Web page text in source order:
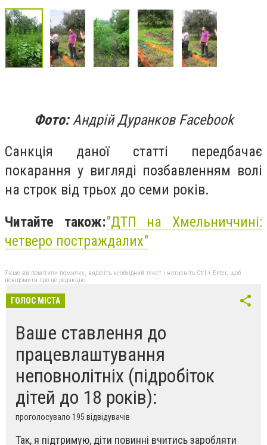
Фото:Андрій Дуранков Facebook
Санкція даної статті передбачає
покарання у вигляді позбавленням волі
на строк від трьох до семи років.
Читайте також:"ДТП на Хмельниччині:
четверо постраждалих"
Якщо ви помітили помилку, виділіть необхідний текст і натисніть Ctrl + Enter, щоб
повідомити про це редакцію
ГОЛОС МІСТА
Ваше ставлення до
працевлаштування
неповнолітніх (підробіток
дітей до 18 років):
проголосувало 195 відвідувачів
Так, я підтримую, діти повинні вчитись заробляти